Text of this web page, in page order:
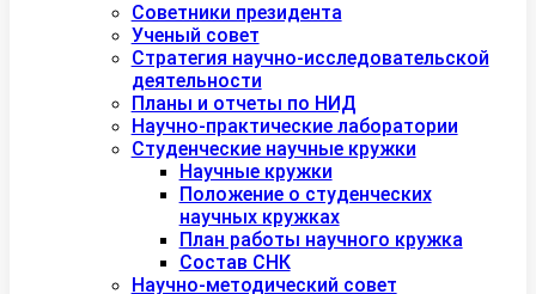
Советники президента
Ученый совет
Стратегия научно-исследовательской
деятельности
Планы и отчеты по НИД
Научно-практические лаборатории
Студенческие научные кружки
Научные кружки
Положение о студенческих
научных кружках
План работы научного кружка
Состав СНК
Научно-методический совет